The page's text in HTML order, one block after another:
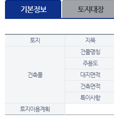
기본정보 토지대장
토지 지목
건축물
건물명칭
주용도
대지면적
건축면적
특이사항
토지이용계획